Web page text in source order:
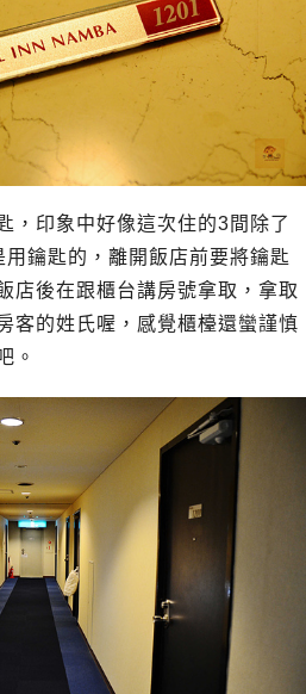
，印象中好像這次住的3間除了
鑰匙的，離開飯店前要將鑰匙
店後在跟櫃台講房號拿取，拿取
客的姓氏喔，感覺櫃檯還蠻謹慎
。